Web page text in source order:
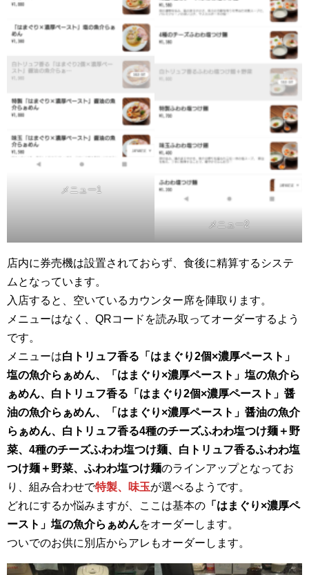
メニュー1
メニュー2
店内に券売機は設置されておらず、食後に精算するシステ
ムとなっています。
入店すると、空いているカウンター席を陣取ります。
メニューはなく、QRコードを読み取ってオーダーするよう
です。
メニューは白トリュフ香る「はまぐり2個×濃厚ペースト」
塩の魚介らぁめん、
「はまぐり×濃厚ペースト」塩の魚介ら
ぁめん、白トリュフ香る「はまぐり2個×濃厚ペースト」醤
油の魚介らぁめん、
「はまぐり×濃厚ペースト」醤油の魚介
らぁめん、白トリュフ香る4種のチーズふわわ塩つけ麺＋野
菜、4種のチーズふわわ塩つけ麺、 白トリュフ香るふわわ塩
つけ麺＋野菜、 ふわわ塩つけ麺のラインアップとなってお
り、組み合わせで特製、味玉が選べるようです。
どれにするか悩みますが、ここは基本の 「はまぐり×濃厚ペ
ースト」塩の魚介らぁめんをオーダーします。
ついでのお供に別店からアレもオーダーします。